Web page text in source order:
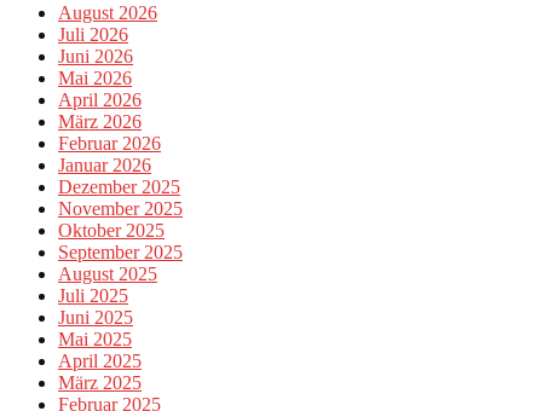
August 2026
Juli 2026
Juni 2026
Mai 2026
April 2026
März 2026
Februar 2026
Januar 2026
Dezember 2025
November 2025
Oktober 2025
September 2025
August 2025
Juli 2025
Juni 2025
Mai 2025
April 2025
März 2025
Februar 2025